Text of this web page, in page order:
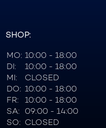
SHOP:
MO: 10:00 - 18:00
DI:
10:00 - 18:00
MI:
CLOSED
DO: 10:00 - 18:00
FR:
10:00 - 18:00
SA: 09:00 - 14:00
SO: CLOSED